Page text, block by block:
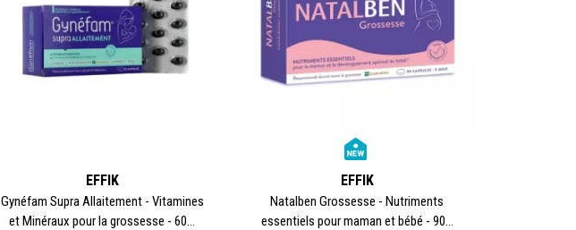
EFFIK
Gynéfam Supra Allaitement - Vitamines
et Minéraux pour la grossesse - 60...
EFFIK
Natalben Grossesse - Nutriments
essentiels pour maman et bébé - 90...